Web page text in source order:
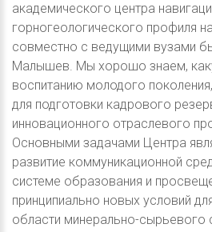
академического центра
горногеологического профиля
совместно с ведущими вузами
Малышев. Мы хорошо знаем,
воспитанию молодого
для подготовки кадрового
инновационного отраслевого
Основными задачами Центра
развитие коммуникационной
системе образования и
принципиально новых условий
области минерально-сырьевого